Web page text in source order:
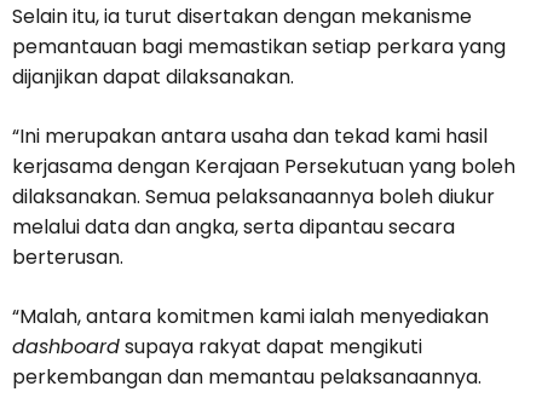
Selain itu, ia turut disertakan dengan mekanisme
pemantauan bagi memastikan setiap perkara yang
dijanjikan dapat dilaksanakan.
“Ini merupakan antara usaha dan tekad kami hasil
kerjasama dengan Kerajaan Persekutuan yang boleh
dilaksanakan. Semua pelaksanaannya boleh diukur
melalui data dan angka, serta dipantau secara
berterusan.
“Malah, antara komitmen kami ialah menyediakan
dashboardsupaya rakyat dapat mengikuti
perkembangan dan memantau pelaksanaannya.